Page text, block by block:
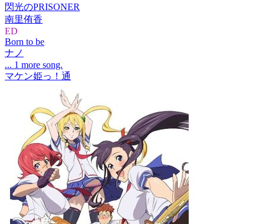
閃光のPRISONER
南里侑香
ED
Born to be
ナノ
... 1 more song.
マケン姫っ！通